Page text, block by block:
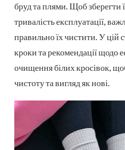
бруд та плями. Щоб зберегти
тривалість експлуатації,
правильно їх чистити. У цій
кроки та рекомендації щодо
очищення білих кросівок,
чистоту та вигляд як нові.